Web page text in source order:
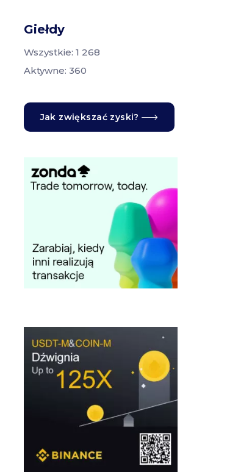
Giełdy
Wszystkie: 1 268
Aktywne: 360
Jak zwiększać zyski?